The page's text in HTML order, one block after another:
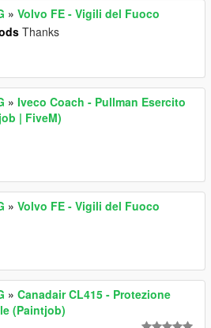
» Volvo FE - Vigili del Fuoco
Thanks
» Iveco Coach - Pullman Esercito
| FiveM)
» Volvo FE - Vigili del Fuoco
» Canadair CL415 - Protezione
(Paintjob)